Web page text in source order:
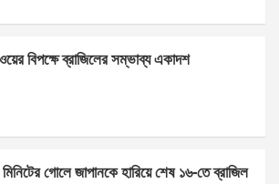
s
p
e
বিপক্ষে ব্রাজিলের সম্ভাব্য একাদশ
গোলে জাপানকে হারিয়ে শেষ ১৬-তে ব্রাজিল